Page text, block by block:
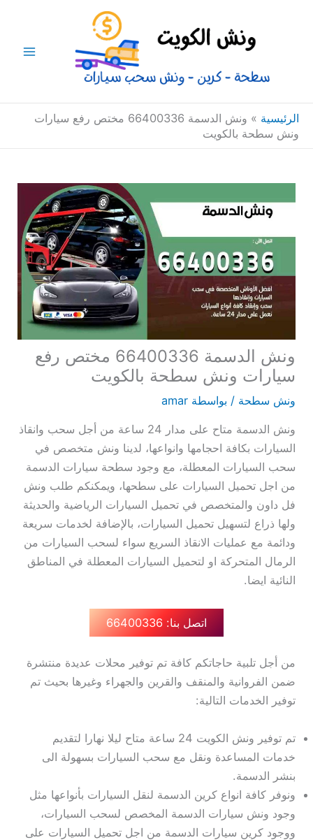
الرئيسية »
ونش الدسمة 66400336 مختص رفع سيارات
ونش سطحة بالكويت
ونش الدسمة 66400336 مختص رفع
سيارات ونش سطحة بالكويت
ونش سطحة / بواسطة amar
ونش الدسمة متاح على مدار 24 ساعة من أجل سحب وانقاذ
السيارات بكافة احجامها وانواعها، لدينا ونش متخصص في
سحب السيارات المعطلة، مع وجود سطحة سيارات الدسمة
من اجل تحميل السيارات على سطحها، ويمكنكم طلب ونش
فل داون والمتخصص في تحميل السيارات الرياضية والحديثة
ولها ذراع لتسهيل تحميل السيارات، بالإضافة لخدمات سريعة
ودائمة مع عمليات الانقاذ السريع سواء لسحب السيارات من
الرمال المتحركة او لتحميل السيارات المعطلة في المناطق
النائية ايضا.
اتصل بنا: 66400336
من أجل تلبية حاجاتكم كافة تم توفير محلات عديدة منتشرة
ضمن الفروانية والمنقف والقرين والجهراء وغيرها بحيث تم
توفير الخدمات التالية:
تم توفير ونش الكويت 24 ساعة متاح ليلا نهارا لتقديم
خدمات المساعدة ونقل مع سحب السيارات بسهولة الى
بنشر الدسمة.
ونوفر كافة انواع كرين الدسمة لنقل السيارات بأنواعها مثل
وجود ونش سيارات الدسمة المخصص لسحب السيارات،
ووجود كرين سيارات الدسمة من اجل تحميل السيارات على